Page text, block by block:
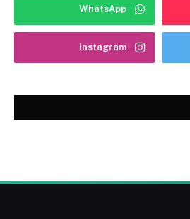
WhatsApp
Instagram